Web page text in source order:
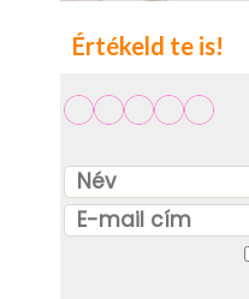
Értékeld te is!